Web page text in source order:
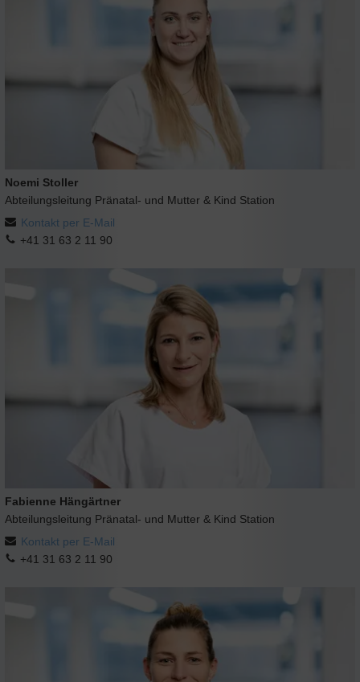
Noemi Stoller
Abteilungsleitung Pränatal- und Mutter & Kind Station
Kontakt per E-Mail
+41 31 63 2 11 90
Fabienne Hängärtner
Abteilungsleitung Pränatal- und Mutter & Kind Station
Kontakt per E-Mail
+41 31 63 2 11 90